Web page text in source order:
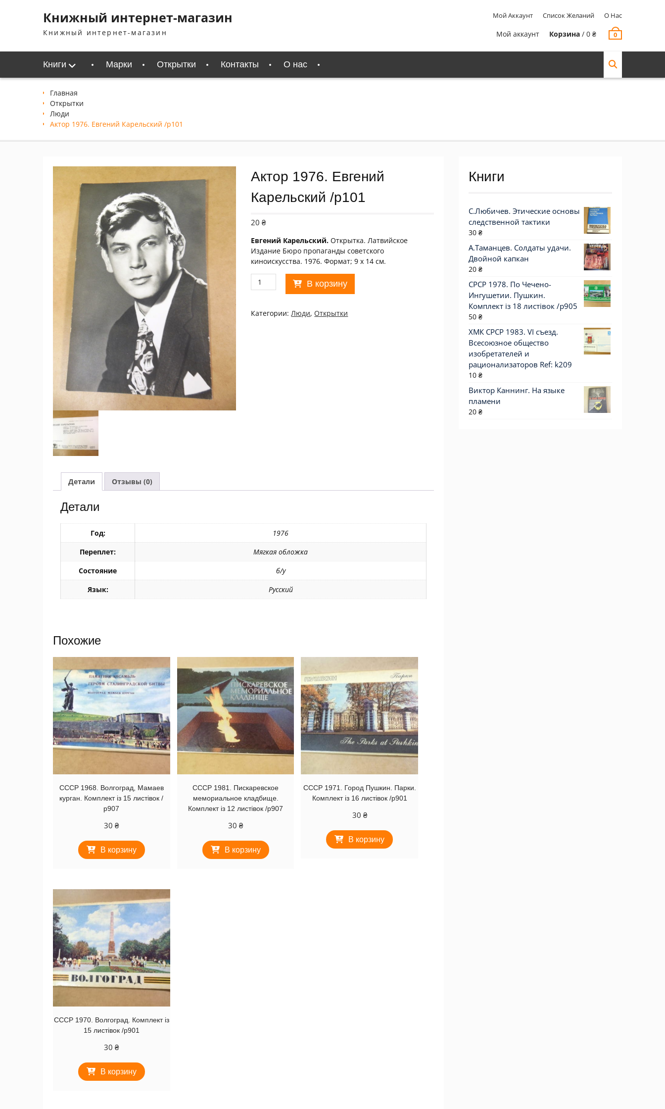
содержимомуКнижный интернет-магазин
Книжный интернет-магазин
Мой Аккаунт Список Желаний О Нас
Мой аккаунт Корзина / 0 ₴ 0
Книги Марки Открытки Контакты О нас
Главная
Открытки
Люди
Актор 1976. Евгений Карельский /p101
Актор 1976. Евгений
Карельский /p101
20₴
Евгений Карельский. Открытка. Латвийское
Издание Бюро пропаганды советского
киноискусства. 1976. Формат; 9 х 14 см.
Количество
товара
1976.
Евгений
В корзину
Категории:Люди, Открытки
Детали Отзывы (0)
Детали
Год:
1976
Переплет:
Мягкая обложка
Состояние
б/у
Язык:
Русский
Похожие
СССР 1968. Волгоград, Мамаев
курган. Комплект із 15 листівок /
р907
30₴
В корзину
СССР 1981. Пискаревское
мемориальное кладбище.
Комплект із 12 листівок /р907
30 ₴
В корзину
СССР 1971. Город Пушкин. Парки.
Комплект із 16 листівок /р901
30 ₴
В корзину
СССР 1970. Волгоград. Комплект із
15 листівок /р901
30₴
В корзину
Книги
С.Любичев. Этические основы
следственной тактики
30 ₴
А.Таманцев. Солдаты удачи.
Двойной капкан
20 ₴
СРСР 1978. По Чечено-
Ингушетии. Пушкин.
Комплект із 18 листівок /р905
50 ₴
ХМК СРСР 1983. VI съезд.
Всесоюзное общество
изобретателей и
рационализаторов Ref: k209
10 ₴
Виктор Каннинг. На языке
пламени
20 ₴